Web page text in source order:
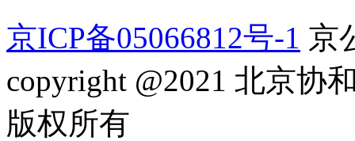
京ICP备05066812号-1 京
copyright @2021 北京协
版权所有